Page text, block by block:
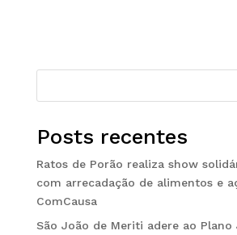
Posts recentes
Ratos de Porão realiza show
com arrecadação de alimentos e
ComCausa
São João de Meriti adere ao Plano